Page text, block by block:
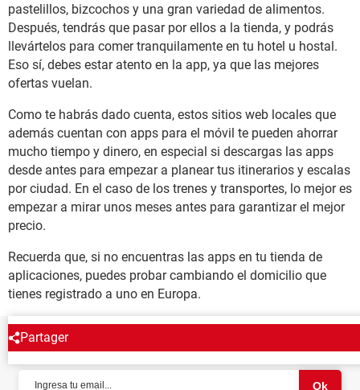
pastelillos, bizcochos y una gran variedad de alimentos.
Después, tendrás que pasar por ellos a la tienda, y podrás
llevártelos para comer tranquilamente en tu hotel u hostal.
Eso sí, debes estar atento en la app, ya que las mejores
ofertas vuelan.
Como te habrás dado cuenta, estos sitios web locales que
además cuentan con apps para el móvil te pueden ahorrar
mucho tiempo y dinero, en especial si descargas las apps
desde antes para empezar a planear tus itinerarios y escalas
por ciudad. En el caso de los trenes y transportes, lo mejor es
empezar a mirar unos meses antes para garantizar el mejor
precio.
Recuerda que, si no encuentras las apps en tu tienda de
aplicaciones, puedes probar cambiando el domicilio que
tienes registrado a uno en Europa.
Partager
NEWSLETTER